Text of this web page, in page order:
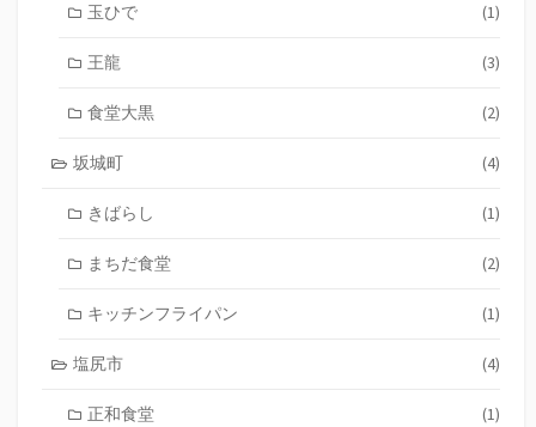
玉ひで (1)
王龍 (3)
食堂大黒 (2)
坂城町 (4)
きばらし (1)
まちだ食堂 (2)
キッチンフライパン (1)
塩尻市 (4)
正和食堂 (1)